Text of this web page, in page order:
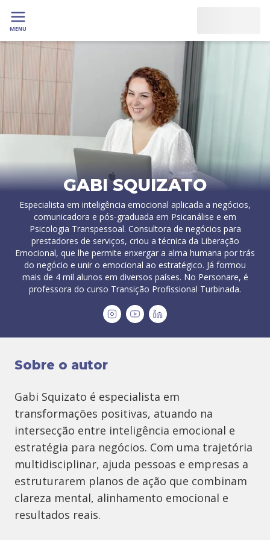
MENU
GABI SQUIZATO
Especialista em inteligência emocional aplicada a negócios,
comunicadora e pós-graduada em Psicanálise e em
Psicologia Transpessoal. Consultora de negócios para
prestadores de serviços, criou a técnica da Liberação
Emocional, que lhe permite enxergar a alma humana por trás
do negócio e unir o emocional ao estratégico. Já formou
mais de 4 mil alunos em diversos países. No Personare, é
professora do curso Transição Profissional Turbinada.
Sobre o autor
Gabi Squizato é especialista em
transformações positivas, atuando na
intersecção entre inteligência emocional e
estratégia para negócios. Com uma trajetória
multidisciplinar, ajuda pessoas e empresas a
estruturarem planos de ação que combinam
clareza mental, alinhamento emocional e
resultados reais.